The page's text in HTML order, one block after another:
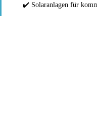
✔️ Solaranlagen für